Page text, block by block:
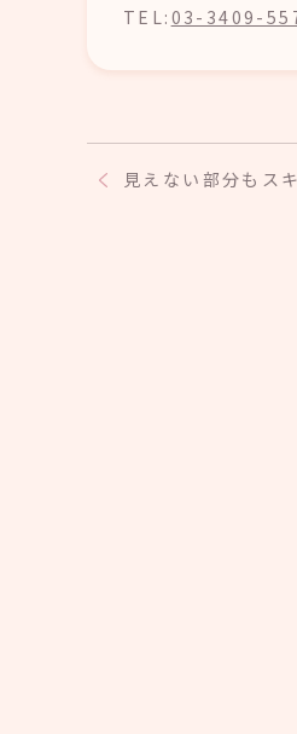
TEL: 03-3409-
見えない部分もス